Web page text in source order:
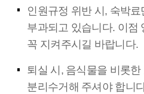
인원규정 위반 시, 숙박
부과되고 있습니다. 이점
꼭 지켜주시길 바랍니다.
퇴실 시, 음식물을 비롯
분리수거해 주셔야 합니